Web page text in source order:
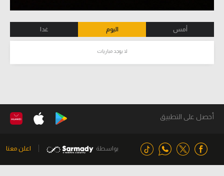
أمس اليوم غدا
لا يوجد مباريات
أحصل على التطبيق
بواسطة اعلن معنا